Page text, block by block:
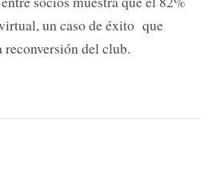
un caso de éxito que
reconversión del club.